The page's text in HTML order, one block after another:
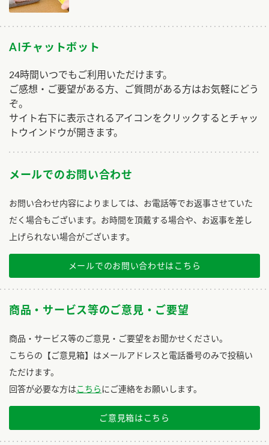
AIチャットボット
24時間いつでもご利用いただけます。
ご感想・ご要望がある方、ご質問がある方はお気軽にどう
ぞ。
サイト右下に表示されるアイコンをクリックするとチャッ
トウインドウが開きます。
メールでのお問い合わせ
お問い合わせ内容によりましては、お電話等でお返事させていた
だく場合もございます。お時間を頂戴する場合や、お返事を差し
上げられない場合がございます。
メールでのお問い合わせはこちら
商品・サービス等のご意見・ご要望
商品・サービス等のご意見・ご要望をお聞かせください。
こちらの【ご意見箱】はメールアドレスと電話番号のみで投稿い
ただけます。
回答が必要な方はこちらにご連絡をお願いします。
ご意見箱はこちら